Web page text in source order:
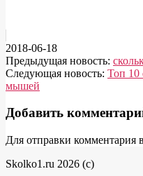
2018-06-18
Предыдущая новость:
Следующая новость: Топ 10
мышей
Добавить
Для отправки комментария
Skolko1.ru 2026 (c)